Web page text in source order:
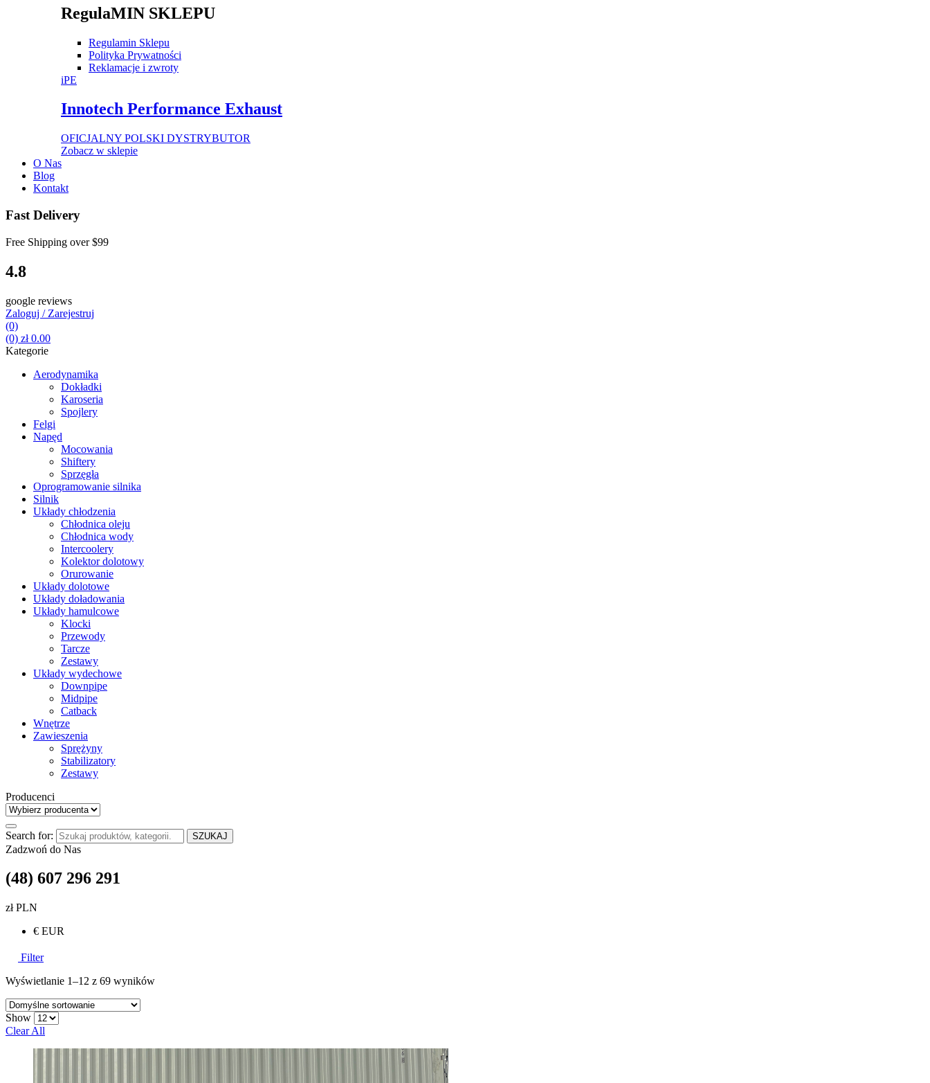
RegulaMIN SKLEPU
Regulamin Sklepu
Polityka Prywatności
Reklamacje i zwroty
iPE
Innotech Performance Exhaust
OFICJALNY POLSKI DYSTRYBUTOR
Zobacz w sklepie
O Nas
Blog
Kontakt
Fast Delivery
Free Shipping over$99
4.8
google reviews
Zaloguj / Zarejestruj
(0)
(0) zł0.00
Kategorie
Aerodynamika
Dokładki
Karoseria
Spojlery
Felgi
Napęd
Mocowania
Shiftery
Sprzęgła
Oprogramowanie silnika
Silnik
Układy chłodzenia
Chłodnica oleju
Chłodnica wody
Intercoolery
Kolektor dolotowy
Orurowanie
Układy dolotowe
Układy doładowania
Układy hamulcowe
Klocki
Przewody
Tarcze
Zestawy
Układy wydechowe
Downpipe
Midpipe
Catback
Wnętrze
Zawieszenia
Sprężyny
Stabilizatory
Zestawy
Producenci
Search for: SZUKAJ
Zadzwoń do Nas
(48) 607 296 291
zł PLN
€ EUR
Filter
Wyświetlanie 1–12 z 69 wyników
Show
Clear All